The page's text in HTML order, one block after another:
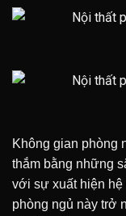
Không gian phòng
thắm bằng những
với sự xuất hiện hệ
phòng ngủ này trở